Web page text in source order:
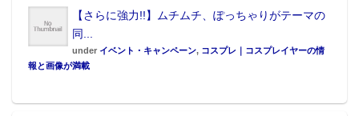
【さらに強力!!】ムチムチ、ぽっちゃりがテーマの
同...
under イベント・キャンペーン, コスプレ｜コスプレイヤーの情
報と画像が満載